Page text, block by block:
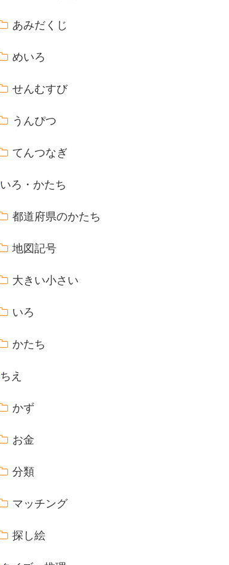
あみだくじ
めいろ
せんむすび
うんぴつ
てんつなぎ
いろ・かたち
都道府県のかたち
地図記号
大きい小さい
いろ
かたち
ちえ
かず
お金
分類
マッチング
探し絵